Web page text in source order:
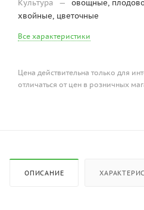
Культура
—
овощные,
хвойные, цветочные
Все характеристики
Цена действительна только для
отличаться от цен в розничных
ОПИСАНИЕ